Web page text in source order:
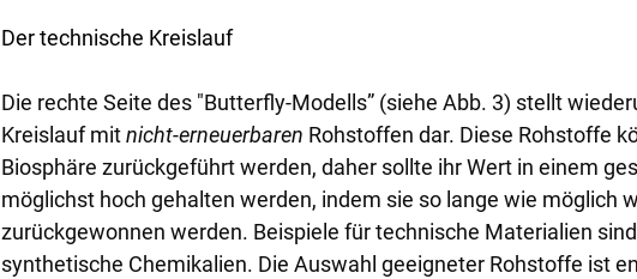
Der technische Kreislauf
Die rechte Seite des "Butterfly-Modells” (siehe Abb. 3) stellt
Kreislauf mit nicht-erneuerbaren Rohstoffen dar. Diese Rohstoffe
Biosphäre zurückgeführt werden, daher sollte ihr Wert in einem
möglichst hoch gehalten werden, indem sie so lange wie möglich
zurückgewonnen werden. Beispiele für technische Materialien
synthetische Chemikalien. Die Auswahl geeigneter Rohstoffe ist